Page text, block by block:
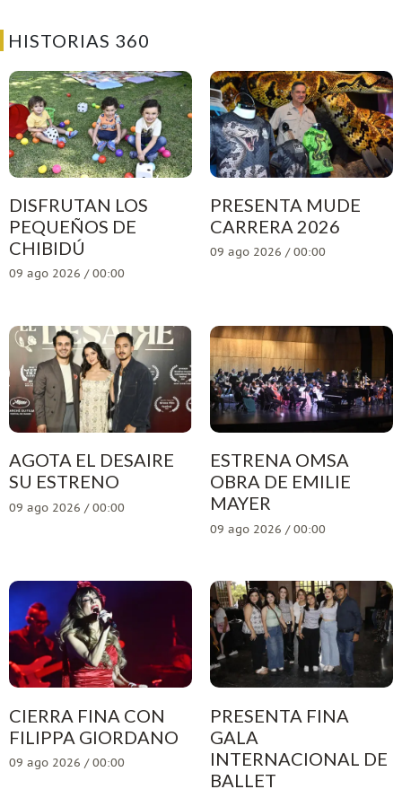
HISTORIAS 360
DISFRUTAN LOS
PEQUEÑOS DE
CHIBIDÚ
09 ago 2026 / 00:00
PRESENTA MUDE
CARRERA 2026
09 ago 2026 / 00:00
AGOTA EL DESAIRE
SU ESTRENO
09 ago 2026 / 00:00
ESTRENA OMSA
OBRA DE EMILIE
MAYER
09 ago 2026 / 00:00
CIERRA FINA CON
FILIPPA GIORDANO
09 ago 2026 / 00:00
PRESENTA FINA
GALA
INTERNACIONAL DE
BALLET